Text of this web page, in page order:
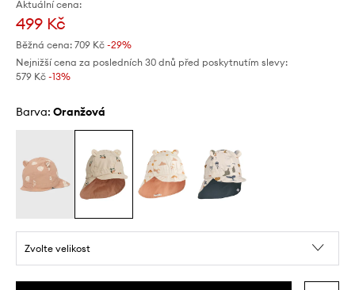
Aktuální cena:
499 Kč
Běžná cena: 709 Kč -29%
Nejnižší cena za posledních 30 dnů před poskytnutím slevy:
579 Kč -13%
Barva: oranžová
Zvolte velikost